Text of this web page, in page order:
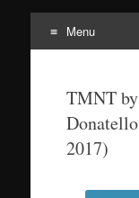
Menu
TMNT
2017)